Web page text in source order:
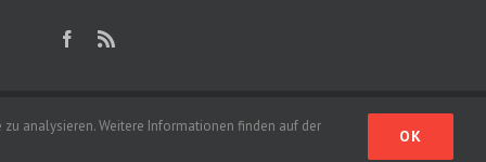
Login
analysieren. Weitere Informationen finden auf der
OK